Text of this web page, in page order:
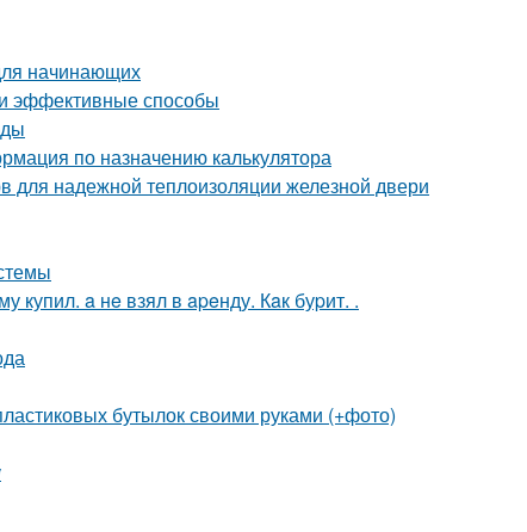
начинающих
эффективные способы
по назначению калькулятора
для надежной теплоизоляции железной двери
a нe взял в apeнду. Кaк буpит. .
бутылок своими руками (+фото)